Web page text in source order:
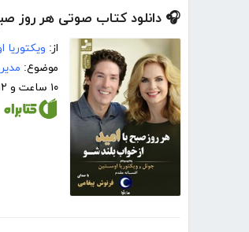
🎧 دانلود کتاب صوتی هر روز
از:
موضوع:
۱۰ ساعت و ۱۲ دقیقه